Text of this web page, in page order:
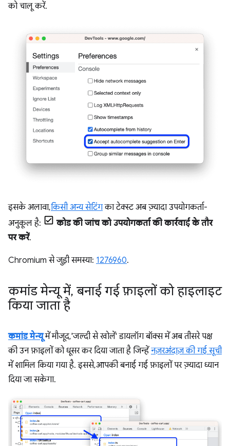
को चालू करें.
इसके अलावा,किसी अन्य सेटिंगका टेक्स्ट अब ज़्यादा उपयोगकर्ता-
अनुकूल है:
कोड की जांच को उपयोगकर्ता की कार्रवाई के तौर
पर करें.
Chromium से जुड़ी समस्या: 1276960.
कमांड मेन्यू में, बनाई गई फ़ाइलों को हाइलाइट
किया जाता है
कमांड मेन्यूमें मौजूद, 'जल्दी से खोलें' डायलॉग बॉक्स में अब तीसरे पक्ष
की उन फ़ाइलों को धूसर कर दिया जाता है जिन्हें नज़रअंदाज़ की गई सूची
में शामिल किया गया है. इससे, आपकी बनाई गई फ़ाइलों पर ज़्यादा ध्यान
दिया जा सकेगा.